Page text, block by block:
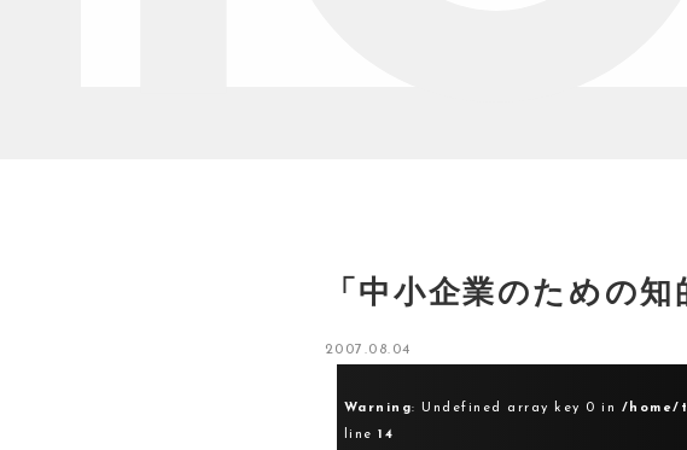
「中小企業のための
2007.08.04
Warning: Undefined array key 0 in /home/
line14